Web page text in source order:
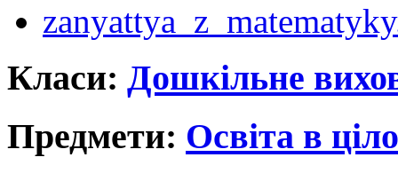
Класи: Дошкільне
Предмети: Освіта в